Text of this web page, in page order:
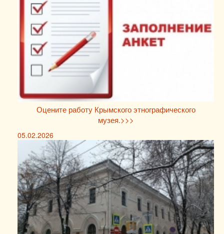
Оцените работу Крымского этнографического
музея.>>>
05.02.2026